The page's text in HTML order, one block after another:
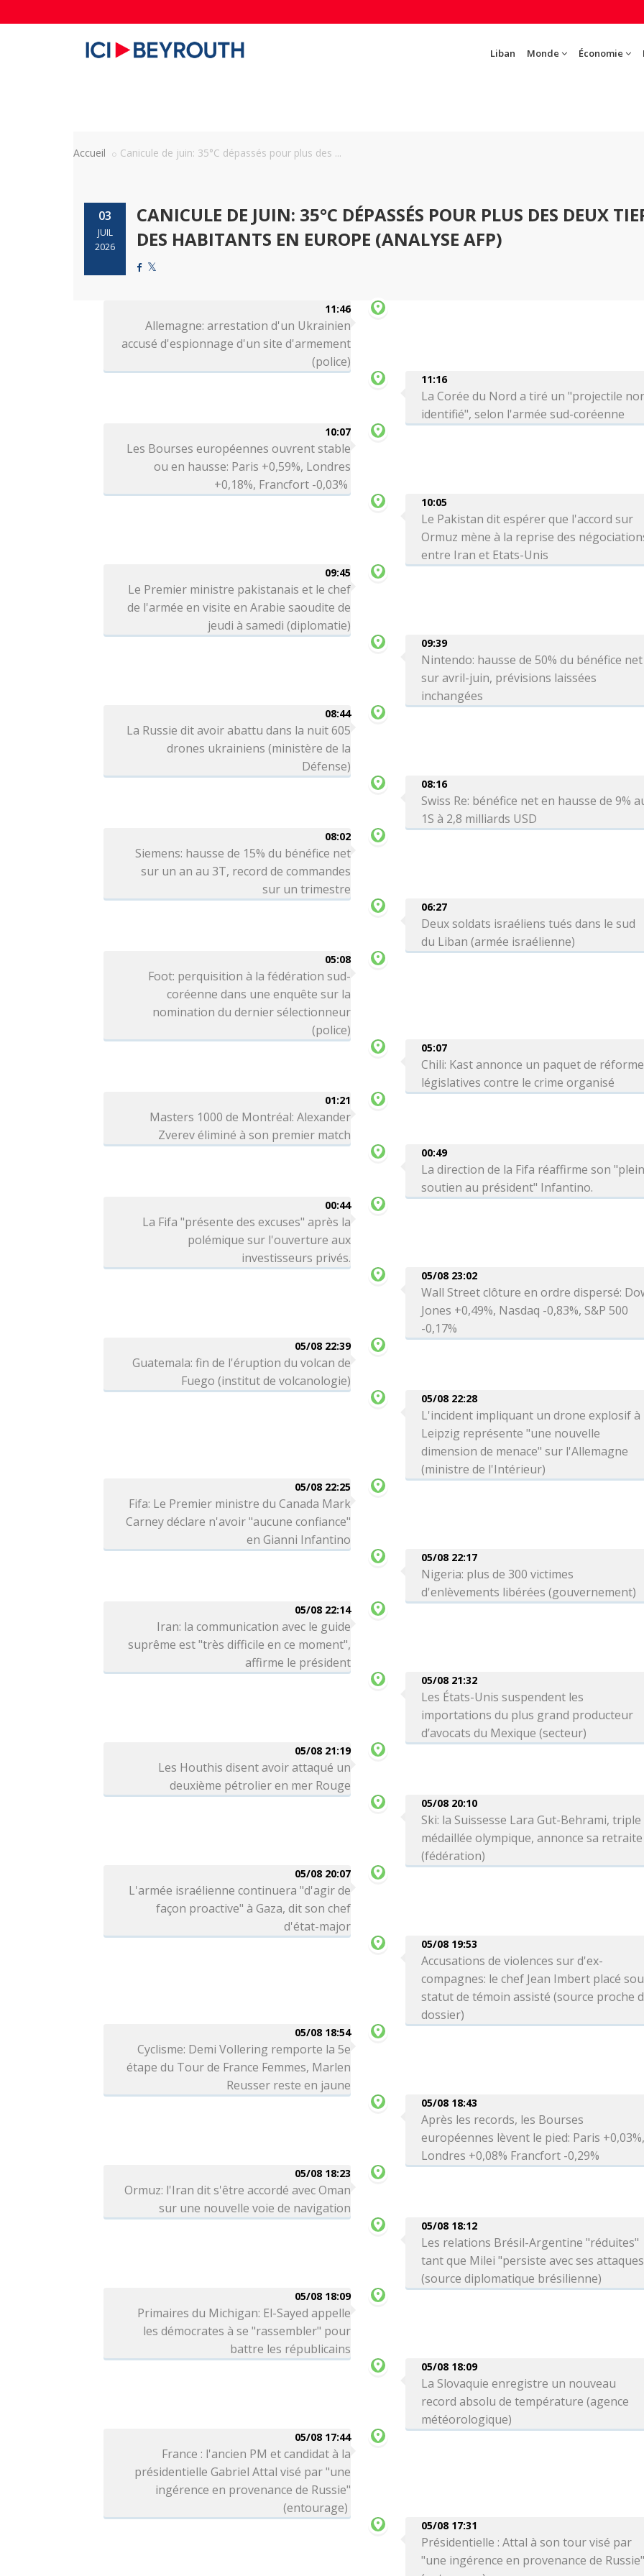
Liban Monde Économie
Accueil Canicule de juin: 35°C dépassés pour plus des ...
03
JUIL
2026
CANICULE DE JUIN: 35°C DÉPASSÉS POUR PLUS DES DEUX
DES HABITANTS EN EUROPE (ANALYSE AFP)
11:46
Allemagne: arrestation d'un Ukrainien
accusé d'espionnage d'un site d'armement
(police)
11:16
La Corée du Nord a tiré un "projectile
identifié", selon l'armée sud-coréenne
10:07
Les Bourses européennes ouvrent stable
ou en hausse: Paris +0,59%, Londres
+0,18%, Francfort -0,03%
10:05
Le Pakistan dit espérer que l'accord sur
Ormuz mène à la reprise des
entre Iran et Etats-Unis
09:45
Le Premier ministre pakistanais et le chef
de l'armée en visite en Arabie saoudite de
jeudi à samedi (diplomatie)
09:39
Nintendo: hausse de 50% du bénéfice net
sur avril-juin, prévisions laissées
inchangées
08:44
La Russie dit avoir abattu dans la nuit 605
drones ukrainiens (ministère de la
Défense)
08:16
Swiss Re: bénéfice net en hausse de 9%
1S à 2,8 milliards USD
08:02
Siemens: hausse de 15% du bénéfice net
sur un an au 3T, record de commandes
sur un trimestre
06:27
Deux soldats israéliens tués dans le sud
du Liban (armée israélienne)
05:08
Foot: perquisition à la fédération sud-
coréenne dans une enquête sur la
nomination du dernier sélectionneur
(police)
05:07
Chili: Kast annonce un paquet de
législatives contre le crime organisé
01:21
Masters 1000 de Montréal: Alexander
Zverev éliminé à son premier match
00:49
La direction de la Fifa réaffirme son
soutien au président" Infantino.
00:44
La Fifa "présente des excuses" après la
polémique sur l'ouverture aux
investisseurs privés.
05/08 23:02
Wall Street clôture en ordre dispersé:
Jones +0,49%, Nasdaq -0,83%, S&P 500
-0,17%
05/08 22:39
Guatemala: fin de l'éruption du volcan de
Fuego (institut de volcanologie)
05/08 22:28
L'incident impliquant un drone explosif à
Leipzig représente "une nouvelle
dimension de menace" sur l'Allemagne
(ministre de l'Intérieur)
05/08 22:25
Fifa: Le Premier ministre du Canada Mark
Carney déclare n'avoir "aucune confiance"
en Gianni Infantino
05/08 22:17
Nigeria: plus de 300 victimes
d'enlèvements libérées (gouvernement)
05/08 22:14
Iran: la communication avec le guide
suprême est "très difficile en ce moment",
affirme le président
05/08 21:32
Les États-Unis suspendent les
importations du plus grand producteur
d’avocats du Mexique (secteur)
05/08 21:19
Les Houthis disent avoir attaqué un
deuxième pétrolier en mer Rouge
05/08 20:10
Ski: la Suissesse Lara Gut-Behrami, triple
médaillée olympique, annonce sa retraite
(fédération)
05/08 20:07
L'armée israélienne continuera "d'agir de
façon proactive" à Gaza, dit son chef
d'état-major
05/08 19:53
Accusations de violences sur d'ex-
compagnes: le chef Jean Imbert placé
statut de témoin assisté (source proche
dossier)
05/08 18:54
Cyclisme: Demi Vollering remporte la 5e
étape du Tour de France Femmes, Marlen
Reusser reste en jaune
05/08 18:43
Après les records, les Bourses
européennes lèvent le pied: Paris
Londres +0,08% Francfort -0,29%
05/08 18:23
Ormuz: l'Iran dit s'être accordé avec Oman
sur une nouvelle voie de navigation
05/08 18:12
Les relations Brésil-Argentine "réduites"
tant que Milei "persiste avec ses
(source diplomatique brésilienne)
05/08 18:09
Primaires du Michigan: El-Sayed appelle
les démocrates à se "rassembler" pour
battre les républicains
05/08 18:09
La Slovaquie enregistre un nouveau
record absolu de température (agence
météorologique)
05/08 17:44
France : l'ancien PM et candidat à la
présidentielle Gabriel Attal visé par "une
ingérence en provenance de Russie"
(entourage)
05/08 17:31
Présidentielle : Attal à son tour visé par
"une ingérence en provenance de